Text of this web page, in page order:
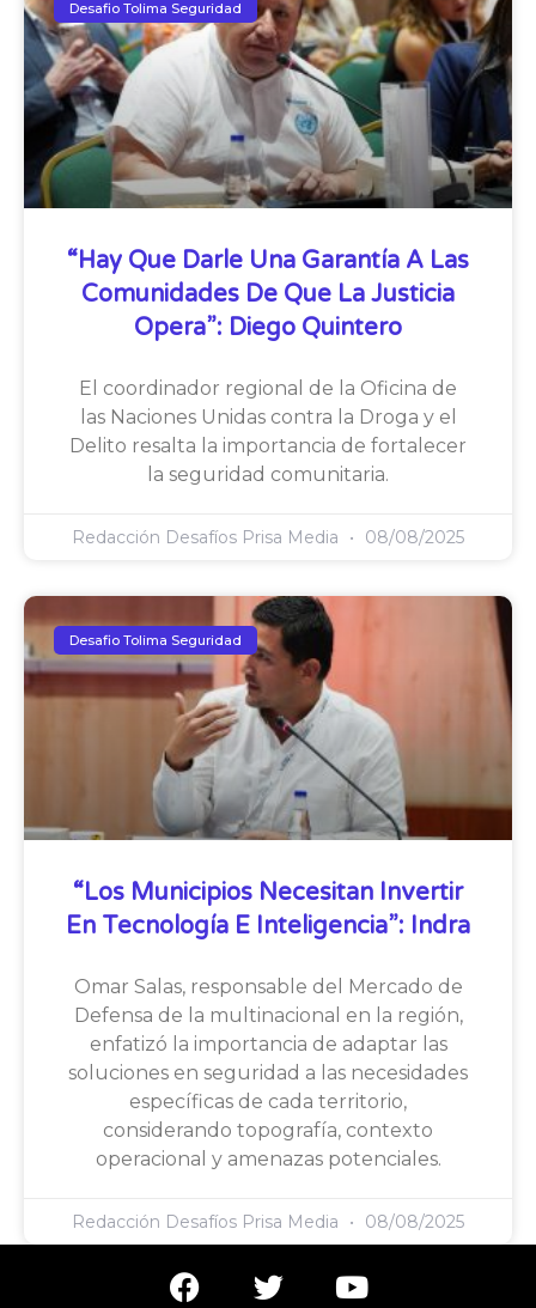
Desafio Tolima Seguridad
“Hay Que Darle Una Garantía A Las
Comunidades De Que La Justicia
Opera”: Diego Quintero
El coordinador regional de la Oficina de
las Naciones Unidas contra la Droga y el
Delito resalta la importancia de fortalecer
la seguridad comunitaria.
Redacción Desafíos Prisa Media 08/08/2025
Desafio Tolima Seguridad
“Los Municipios Necesitan Invertir
En Tecnología E Inteligencia”: Indra
Omar Salas, responsable del Mercado de
Defensa de la multinacional en la región,
enfatizó la importancia de adaptar las
soluciones en seguridad a las necesidades
específicas de cada territorio,
considerando topografía, contexto
operacional y amenazas potenciales.
Redacción Desafíos Prisa Media 08/08/2025
F
a
T
w
Y
o